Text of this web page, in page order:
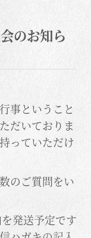
のお知ら
事ということ
だいておりま
っていただけ
のご質問をい
発送予定です